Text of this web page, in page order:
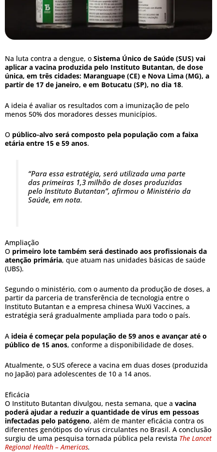
Na luta contra a dengue, o Sistema Único de Saúde (SUS) vai
aplicar a vacina produzida pelo Instituto Butantan, de dose
única, em três cidades: Maranguape (CE) e Nova Lima (MG), a
partir de 17 de janeiro, e em Botucatu (SP), no dia 18.
A ideia é avaliar os resultados com a imunização de pelo
menos 50% dos moradores desses municípios.
O público-alvo será composto pela população com a faixa
etária entre 15 e 59 anos.
“Para essa estratégia, será utilizada uma parte
das primeiras 1,3 milhão de doses produzidas
pelo Instituto Butantan”, afirmou o Ministério da
Saúde, em nota.
Ampliação
O primeiro lote também será destinado aos profissionais da
atenção primária, que atuam nas unidades básicas de saúde
(UBS).
Segundo o ministério, com o aumento da produção de doses, a
partir da parceria de transferência de tecnologia entre o
Instituto Butantan e a empresa chinesa WuXi Vaccines, a
estratégia será gradualmente ampliada para todo o país.
A ideia é começar pela população de 59 anos e avançar até o
público de 15 anos, conforme a disponibilidade de doses.
Atualmente, o SUS oferece a vacina em duas doses (produzida
no Japão) para adolescentes de 10 a 14 anos.
Eficácia
O Instituto Butantan divulgou, nesta semana, que a vacina
poderá ajudar a reduzir a quantidade de vírus em pessoas
infectadas pelo patógeno, além de manter eficácia contra os
diferentes genótipos do vírus circulantes no Brasil. A conclusão
surgiu de uma pesquisa tornada pública pela revista The Lancet
Regional Health – Americas.